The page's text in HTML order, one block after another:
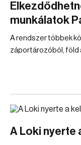
munkálatok
A rendszer többek
záportározóból, föld
A Loki nyerte